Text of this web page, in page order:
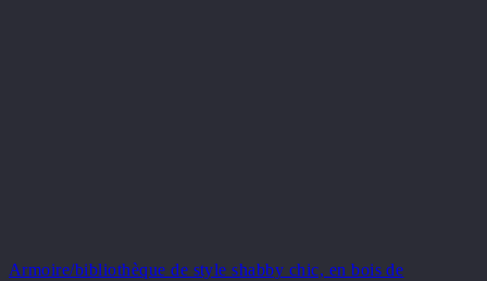
Armoire/bibliothèque de style shabby chic, en bois de